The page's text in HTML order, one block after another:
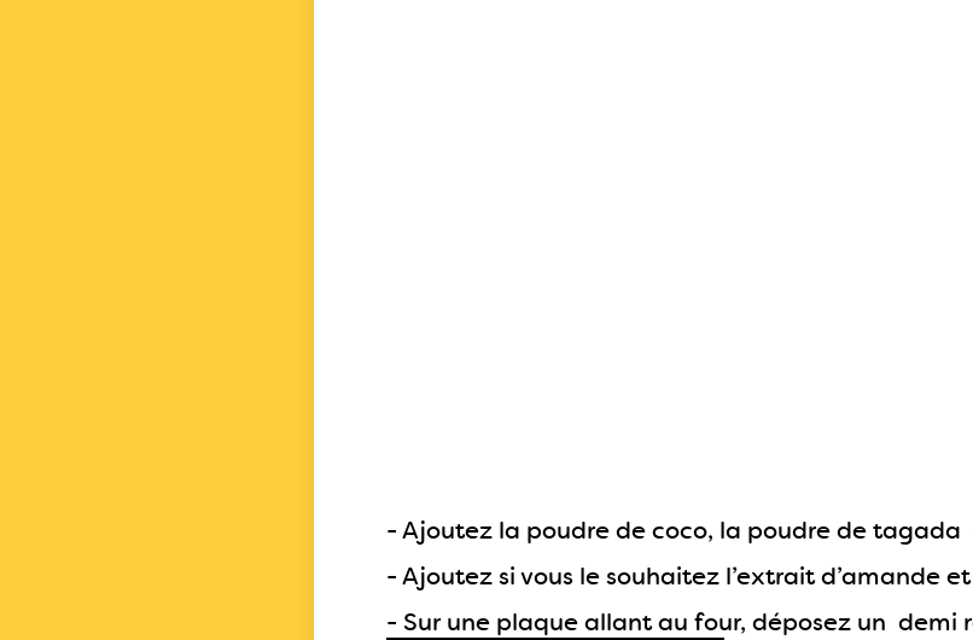
- Ajoutez la poudre de coco, la poudre de tagada
- Ajoutez si vous le souhaitez l’extrait d’amande
- Sur une plaque allant au four, déposez un demi